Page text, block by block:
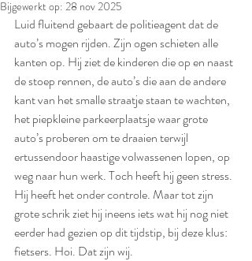
Bijgewerkt op: 28 nov 2025
Luid fluitend gebaart de politieagent dat de
auto’s mogen rijden. Zijn ogen schieten alle
kanten op. Hij ziet de kinderen die op en naast
de stoep rennen, de auto’s die aan de andere
kant van het smalle straatje staan te wachten,
het piepkleine parkeerplaatsje waar grote
auto’s proberen om te draaien terwijl
ertussendoor haastige volwassenen lopen, op
weg naar hun werk. Toch heeft hij geen stress.
Hij heeft het onder controle. Maar tot zijn
grote schrik ziet hij ineens iets wat hij nog niet
eerder had gezien op dit tijdstip, bij deze klus:
fietsers. Hoi. Dat zijn wij.